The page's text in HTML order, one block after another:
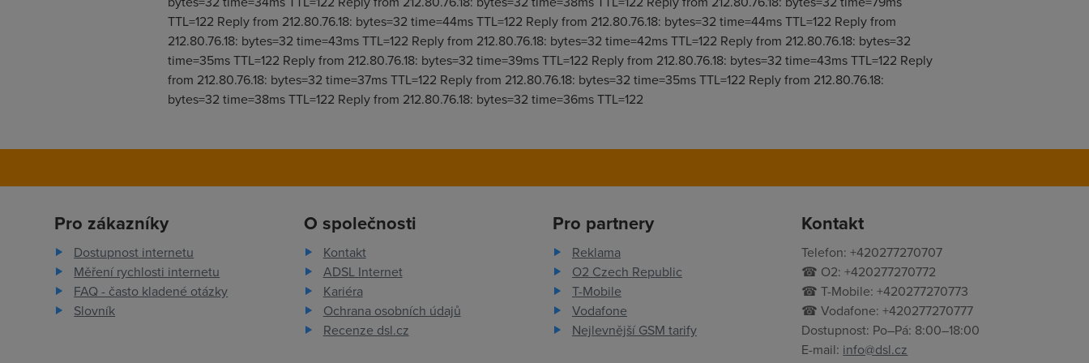
TTL=122 Reply from 212.80.76.18: bytes=32 time=44ms TTL=122 Reply from 212.80.76.18: bytes=32 time=44ms TTL=122 Reply from
212.80.76.18: bytes=32 time=43ms TTL=122 Reply from 212.80.76.18: bytes=32 time=42ms TTL=122 Reply from 212.80.76.18: bytes=32
time=35ms TTL=122 Reply from 212.80.76.18: bytes=32 time=39ms TTL=122 Reply from 212.80.76.18: bytes=32 time=43ms TTL=122 Reply
from 212.80.76.18: bytes=32 time=37ms TTL=122 Reply from 212.80.76.18: bytes=32 time=35ms TTL=122 Reply from 212.80.76.18:
bytes=32 time=38ms TTL=122 Reply from 212.80.76.18: bytes=32 time=36ms TTL=122
Pro zákazníky
Dostupnost internetu
Měření rychlosti internetu
FAQ - často kladené otázky
Slovník
O společnosti
Kontakt
ADSL Internet
Kariéra
Ochrana osobních údajů
Recenze dsl.cz
Pro partnery
Reklama
O2 Czech Republic
T-Mobile
Vodafone
Nejlevnější GSM tarify
Kontakt
Telefon: +420277270707
☎ O2: +420277270772
☎ T-Mobile: +420277270773
☎ Vodafone: +420277270777
Dostupnost: Po–Pá: 8:00–18:00
E-mail: info@dsl.cz